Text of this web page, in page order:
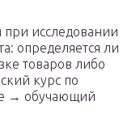
исследовании
определяется ли
товаров либо
курс по
→ обучающий